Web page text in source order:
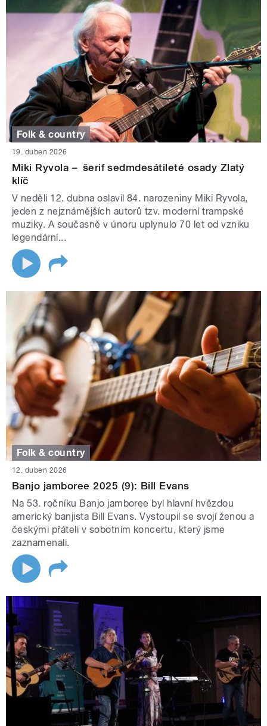
Folk & country
19. duben 2026
Miki Ryvola –⁠⁠⁠⁠⁠⁠ šerif sedmdesátileté osady Zlatý
klíč
V neděli 12. dubna oslavil 84. narozeniny Miki Ryvola,
jeden z nejznámějších autorů tzv. moderní trampské
muziky. A současně v únoru uplynulo 70 let od vzniku
legendární...
Folk & country
12. duben 2026
Banjo jamboree 2025 (9): Bill Evans
Na 53. ročníku Banjo jamboree byl hlavní hvězdou
americký banjista Bill Evans. Vystoupil se svojí ženou a
českými přáteli v sobotním koncertu, který jsme
zaznamenali.